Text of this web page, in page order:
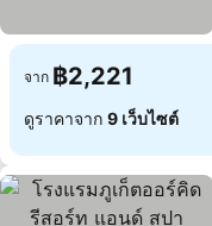
จาก ฿2,221
ดูราคาจาก 9 เว็บไซต์